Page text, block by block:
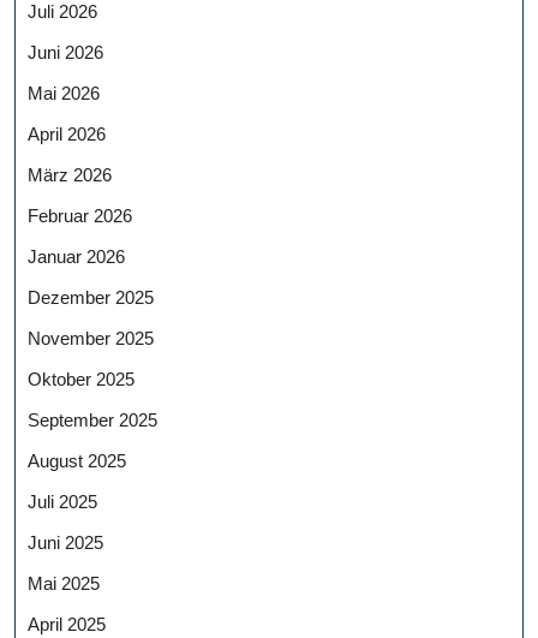
Juli 2026
Juni 2026
Mai 2026
April 2026
März 2026
Februar 2026
Januar 2026
Dezember 2025
November 2025
Oktober 2025
September 2025
August 2025
Juli 2025
Juni 2025
Mai 2025
April 2025